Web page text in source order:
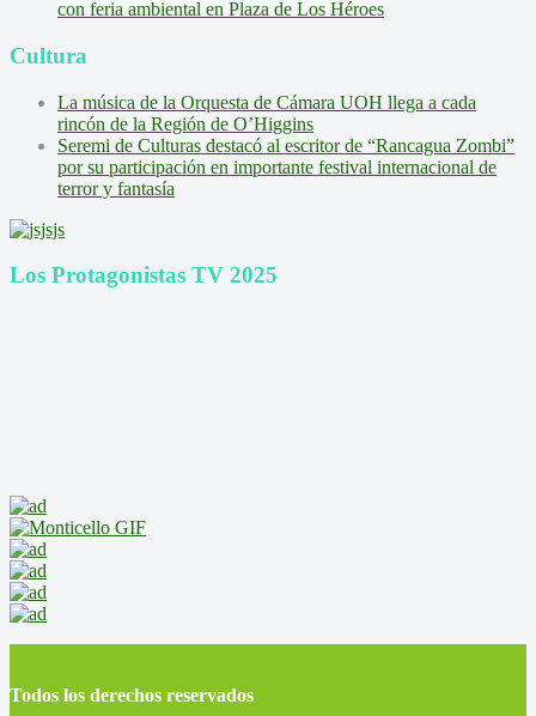
con feria ambiental en Plaza de Los Héroes
Cultura
La música de la Orquesta de Cámara UOH llega a cada
rincón de la Región de O’Higgins
Seremi de Culturas destacó al escritor de “Rancagua Zombi”
por su participación en importante festival internacional de
terror y fantasía
Los Protagonistas TV 2025
Todos los derechos reservados